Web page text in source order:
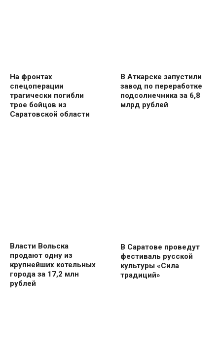
На фронтах
спецоперации
трагически погибли
трое бойцов из
Саратовской области
В Аткарске запустили
завод по переработке
подсолнечника за 6,8
млрд рублей
Власти Вольска
продают одну из
крупнейших котельных
города за 17,2 млн
рублей
В Саратове проведут
фестиваль русской
культуры «Сила
традиций»